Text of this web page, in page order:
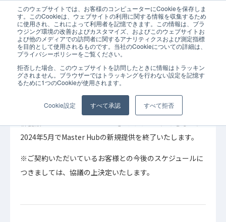
このウェブサイトでは、お客様のコンピューターにCookieを保存しま
す。このCookieは、ウェブサイトの利用に関する情報を収集するため
に使用され、これによって利用者を記憶できます。この情報は、ブラ
ウジング環境の改善およびカスタマイズ、およびこのウェブサイトお
よび他のメディアでの訪問者に関するアナリティクスおよび測定指標
を目的として使用されるものです。当社のCookieについての詳細は、
プライバシーポリシーをご覧ください。
拒否した場合、このウェブサイトを訪問したときに情報はトラッキン
グされません。ブラウザーではトラッキングを行わない設定を記憶す
るために1つのCookieが使用されます。
Cookie設定 すべて承認 すべて拒否
ホーム お知らせ Master Hub(マスターハブ）について
2024年07月04日 お知らせ
Master Hub(マスターハブ）について
新製品「JOINT iPaaS for SaaS」のリリースにともない、
2024年5月でMaster Hubの新規提供を終了いたします。
※ご契約いただいているお客様との今後のスケジュールに
つきましては、協議の上決定いたします。